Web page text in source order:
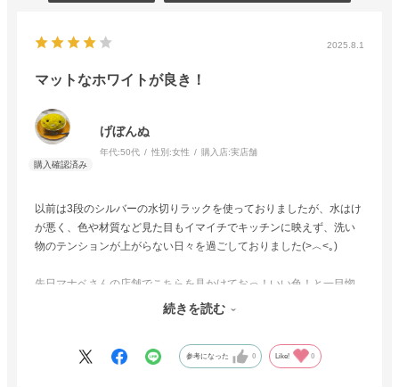
2025.8.1
マットなホワイトが良き！
げぼんぬ
年代:50代 性別:女性 購入店:実店舗
以前は3段のシルバーの水切りラックを使っておりましたが、水はけ
が悪く、色や材質など見た目もイマイチでキッチンに映えず、洗い
物のテンションが上がらない日々を過ごしておりました(>︿<｡)
先日マナベさんの店舗でこちらを見かけておっ！いい色！と一目惚
続きを読む
参考になった 0 Like! 0